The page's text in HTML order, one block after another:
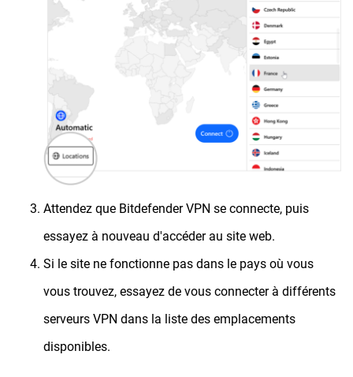
Attendez que Bitdefender VPN se connecte, puis
essayez à nouveau d'accéder au site web.
Si le site ne fonctionne pas dans le pays où vous
vous trouvez, essayez de vous connecter à différents
serveurs VPN dans la liste des emplacements
disponibles.